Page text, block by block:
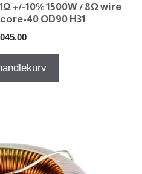
+/-10% 1500W / 8Ω wire
40 OD90 H31